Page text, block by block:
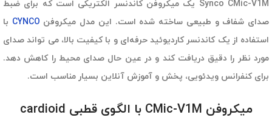
Synco CMic-V1M یک میکروفن کاندنسر الکتریکی است که برای ضبط
صدای شفاف و طبیعی ساخته شده است. این مدل میکروفن CYNCO با
استفاده از یک کاندنسر کاردیوئید حرفه‌ای و با کیفیت بالا، می تواند صدای
مورد نظر را دقیق دریافت کند و در عین حال صدای محیط را کاهش دهد.
برای کنفرانس ویدئویی، پخش و آموزش آنلاین بسیار مناسب است.
میکروفن CMic-V1M با الگوی قطبی cardioid